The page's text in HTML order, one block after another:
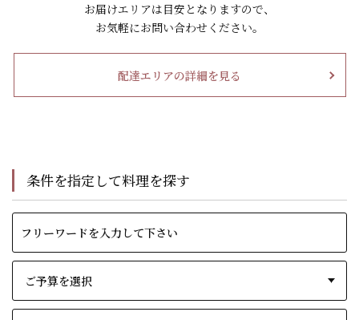
お届けエリアは目安となりますので、
お気軽にお問い合わせください。
配達エリアの詳細を見る
条件を指定して料理を探す